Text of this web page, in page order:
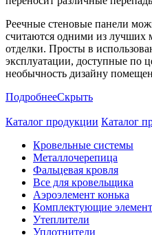
Реечные стеновые панели
считаются одними из лучших
отделки. Просты в
эксплуатации, доступные по
необычность дизайну
ПодробнееСкрыть
Каталог продукции Каталог
Кровельные системы
Металлочерепица
Фальцевая кровля
Все для кровельщика
Аэроэлемент конька
Комплектующие
Утеплители
Уплотнители